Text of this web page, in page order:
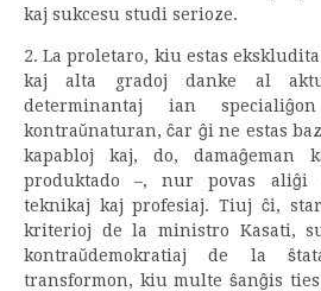
kaj sukcesu studi serioze.
2. La proletaro, kiu estas
kaj alta gradoj danke al
determinantaj ian
kontraŭnaturan, ĉar ĝi ne estas
kapabloj kaj, do, damaĝeman
produktado –, nur povas aliĝi
teknikaj kaj profesiaj. Tiuj ĉi,
kriterioj de la ministro Kasati,
kontraŭdemokratiaj de la
transformon, kiu multe ŝanĝis